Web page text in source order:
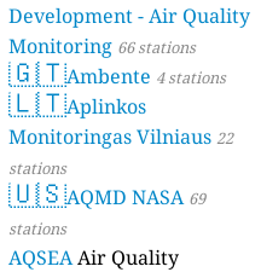
Development - Air Quality
Monitoring 66 stations
🇬🇹Ambente 4 stations
🇱🇹Aplinkos
Monitoringas Vilniaus 22
stations
🇺🇸AQMD NASA 69
stations
AQSEAAir Quality